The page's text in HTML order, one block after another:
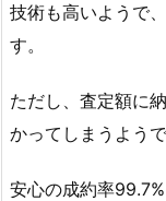
技術も高いようで
す。
ただし、査定額に
かってしまうようで
安心の成約率